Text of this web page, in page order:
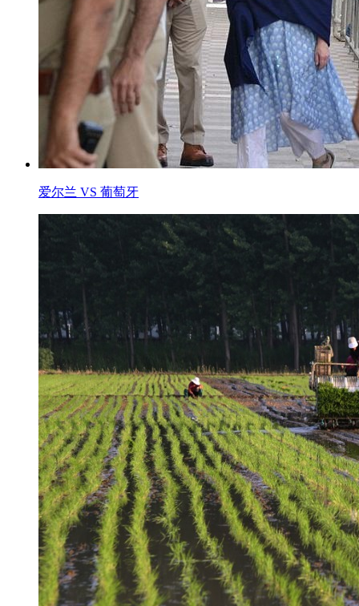
爱尔兰 VS 葡萄牙